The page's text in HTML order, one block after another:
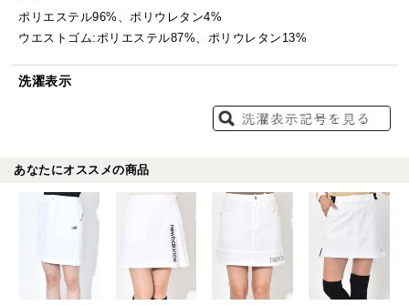
ポリエステル96%、ポリウレタン4%
ウエストゴム:ポリエステル87%、ポリウレタン13%
洗濯表示
あなたにオススメの商品